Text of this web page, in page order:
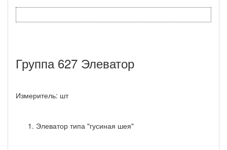
Группа 627 Элеватор
Измеритель: шт
Элеватор типа "гусиная шея"